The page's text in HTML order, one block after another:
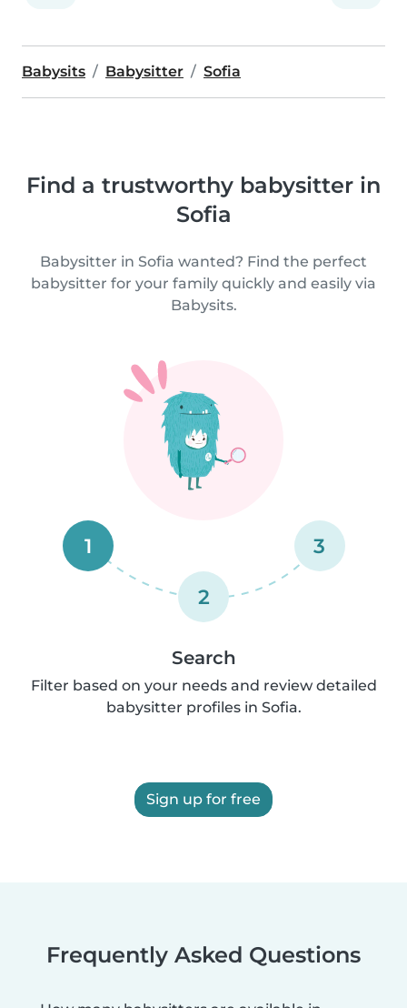
Babysits Babysitter Sofia
Find a trustworthy babysitter in
Sofia
Babysitter in Sofia wanted? Find the perfect
babysitter for your family quickly and easily via
Babysits.
1
2
3
Search
Filter based on your needs and review detailed
babysitter profiles in Sofia.
Sign up for free
Frequently Asked Questions